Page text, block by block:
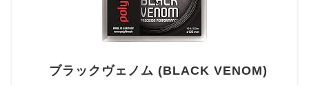
ブラックヴェノム (BLACK VENOM)